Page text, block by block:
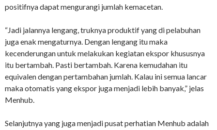
positifnya dapat mengurangi jumlah kemacetan.
“Jadi jalannya lengang, truknya produktif yang di pelabuhan
juga enak mengaturnya. Dengan lengang itu maka
kecenderungan untuk melakukan kegiatan ekspor khususnya
itu bertambah. Pasti bertambah. Karena kemudahan itu
equivalen dengan pertambahan jumlah. Kalau ini semua lancar
maka otomatis yang ekspor juga menjadi lebih banyak,” jelas
Menhub.
Selanjutnya yang juga menjadi pusat perhatian Menhub adalah